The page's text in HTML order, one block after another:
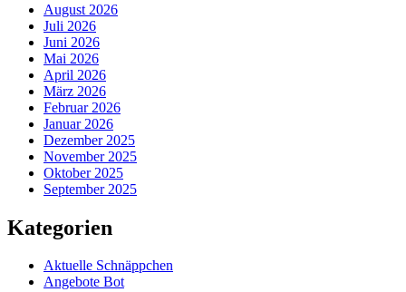
August 2026
Juli 2026
Juni 2026
Mai 2026
April 2026
März 2026
Februar 2026
Januar 2026
Dezember 2025
November 2025
Oktober 2025
September 2025
Kategorien
Aktuelle Schnäppchen
Angebote Bot